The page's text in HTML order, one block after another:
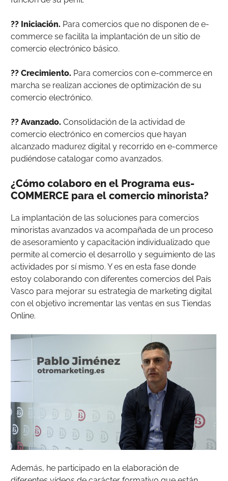
?? Iniciación. Para comercios que no disponen de e-
commerce se facilita la implantación de un sitio de
comercio electrónico básico.
?? Crecimiento. Para comercios con e-commerce en
marcha se realizan acciones de optimización de su
comercio electrónico.
?? Avanzado. Consolidación de la actividad de
comercio electrónico en comercios que hayan
alcanzado madurez digital y recorrido en e-commerce
pudiéndose catalogar como avanzados.
¿Cómo colaboro en el Programa eus-
COMMERCE para el comercio minorista?
La implantación de las soluciones para comercios
minoristas avanzados va acompañada de un proceso
de asesoramiento y capacitación individualizado que
permite al comercio el desarrollo y seguimiento de las
actividades por sí mismo. Y es en esta fase donde
estoy colaborando con diferentes comercios del País
Vasco para mejorar su estrategia de marketing digital
con el objetivo incrementar las ventas en sus Tiendas
Online.
Además, he participado en la elaboración de